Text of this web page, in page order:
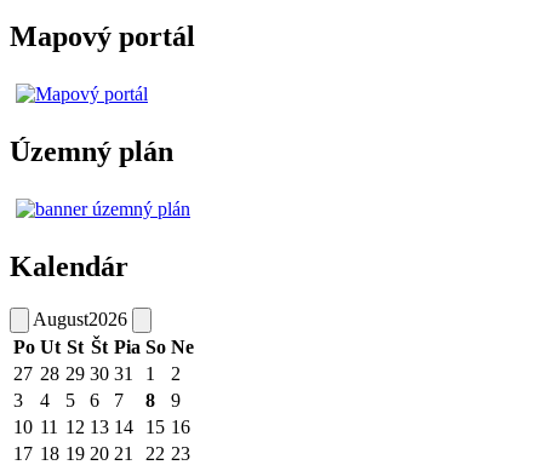
Mapový portál
Územný plán
Kalendár
August2026
Po Ut St Št Pia So Ne
27 28 29 30 31 1
2
3
4 5 6 7 8
9
10 11 12 13 14 15 16
17 18 19 20 21 22 23